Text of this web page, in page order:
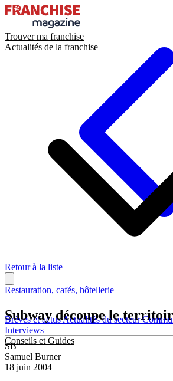
Trouver ma franchise
Actualités de la franchise
Brèves et actusActualités du secteur
Interviews
Conseils et Guides
Retour à la liste
Restauration, cafés, hôtellerie
Subway découpe le
SB
Samuel Burner
18 juin 2004